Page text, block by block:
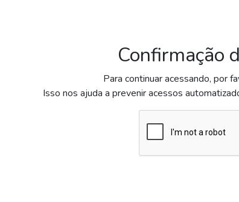
Confirmação
Para continuar acessando, por
Isso nos ajuda a prevenir acessos